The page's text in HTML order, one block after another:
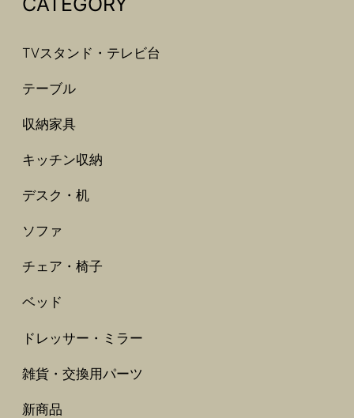
TVスタンド・テレビ台
テーブル
収納家具
キッチン収納
デスク・机
ソファ
チェア・椅子
ベッド
ドレッサー・ミラー
雑貨・交換用パーツ
新商品